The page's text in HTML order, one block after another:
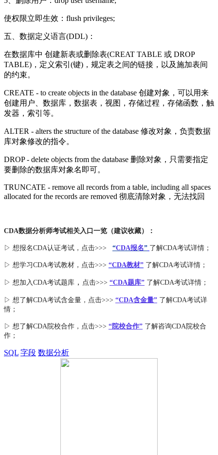
使权限立即生效：flush privileges;
五、数据定义语言(DDL)：
在数据库中 创建新表或删除表(CREAT TABLE 或 DROP
TABLE)，定义索引(键)，规定表之间的链接，以及施加表间
的约束。
CREATE - to create objects in the database 创建对象，可以用来
创建用户、数据库，数据表，视图，存储过程，存储函数，触
发器，索引等。
ALTER - alters the structure of the database 修改对象，负责数据
库对象修改的指令。
DROP - delete objects from the database 删除对象，只需要指定
要删除的数据库对象名即可。
TRUNCATE - remove all records from a table, including all spaces
allocated for the records are removed 彻底清除对象，无法找回
CDA数据分析师考试相关入口一览（建议收藏）：
▷ 想报名CDA认证考试，点击>>> “CDA报名” 了解CDA考试详情；
▷ 想学习CDA考试教材，点击>>> “CDA教材” 了解CDA考试详情；
▷ 想加入CDA考试题库 ， 点击>>> “CDA题库” 了解CDA考试详情；
▷ 想了解CDA考试含金量 ，点击>>> “CDA含金量” 了解CDA考试详
情；
▷ 想了解CDA院校合作 ，点击>>> “院校合作” 了解咨询CDA院校合
作；
SQL 字段 数据分析